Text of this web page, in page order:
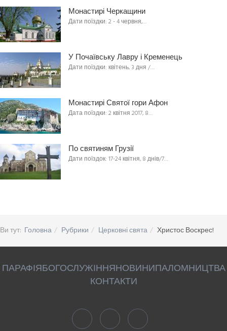
Монастирі Черкащини
Дати поїздки: 2 - 4 червня,…
У Почаївську Лавру і Кременець
Дати поїздки: квітень, 3 дня /…
Монастирі Святої гори Афон
Дата поїздки: 2 квітня 2017, 8…
По святиням Грузії
Дати поїздок: 17-24 квітня, 8 днів/7…
Ви тут: Головна Рубрики Церковні свята Христос Воскрес!
ПАРАФІЯБОГОСЛУЖІННЯНОВИНИПАЛОМНИЦТВА
КОНТАКТИ